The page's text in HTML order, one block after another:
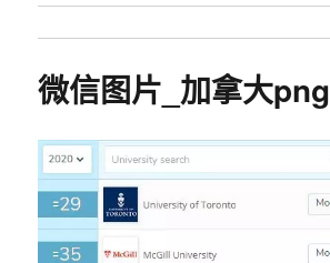
微信图片_加拿大png